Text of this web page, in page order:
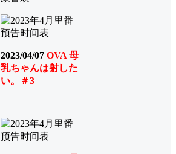
2023/04/07 OVA 母
乳ちゃんは射した
い。＃3
==============================